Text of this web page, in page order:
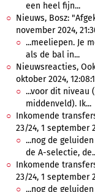
een heel fijn...
Nieuws, Bosz:
november 2024,
...meeliepen. Je
als de bal in...
Nieuwsreacties,
oktober 2024,
...voor dit niveau
middenveld). Ik...
Inkomende
23/24, 1 september
...nog de
de A-selectie,
Inkomende
23/24, 1 september
...nog de